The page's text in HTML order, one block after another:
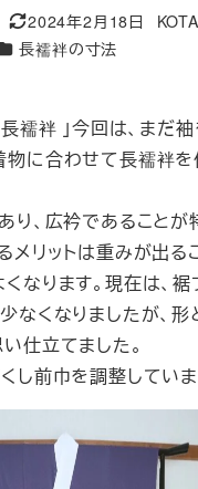
更新日
2024年2月18日
著
テゴリー
長襦袢の寸法
襦袢 」今回は、まだ
物に合わせて長襦袢を
り、広衿であることが
メリットは重みが出る
なります。現在は、裾
なくなりましたが、形
仕立てました。
し前巾を調整していま